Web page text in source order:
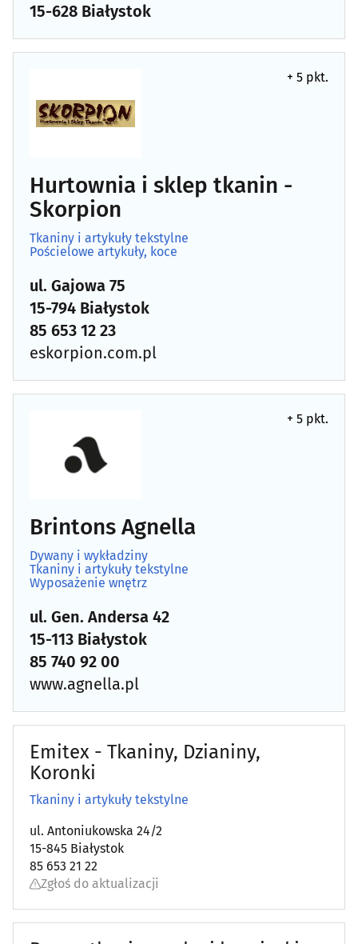
Instalacje sanitarne(32)
Inwestycje - usługi(36)
Kominki i piece(15)
Konstrukcje stalowe (12)
Kosztorysowanie (7)
Kowale(2)
Łazienki - wyposażenie
Markety budowlane
Meble biurowe (13)
Meble kuchenne(32)
Meble na wymiar(54)
Obrazy, ramy (6)
Ogrodnicze artykuły i sprzęt
Opał (10)
Osuszanie i odgrzybianie budynków
Oświetlenie(18)
Podłogi(39)
Pościelowe artykuły, koce(6)
15-628 Białystok
+ 5 pkt.
Hurtownia i sklep tkanin -
Skorpion
Tkaniny i artykuły tekstylne
Pościelowe artykuły, koce
ul. Gajowa 75
15-794 Białystok
85 653 12 23
eskorpion.com.pl
+ 5 pkt.
Brintons Agnella
Dywany i wykładziny
Tkaniny i artykuły tekstylne
Wyposażenie wnętrz
ul. Gen. Andersa 42
15-113 Białystok
85 740 92 00
www.agnella.pl
Emitex - Tkaniny, Dzianiny,
Koronki
Tkaniny i artykuły tekstylne
ul. Antoniukowska 24/2
15-845 Białystok
85 653 21 22
Zgłoś do aktualizacji